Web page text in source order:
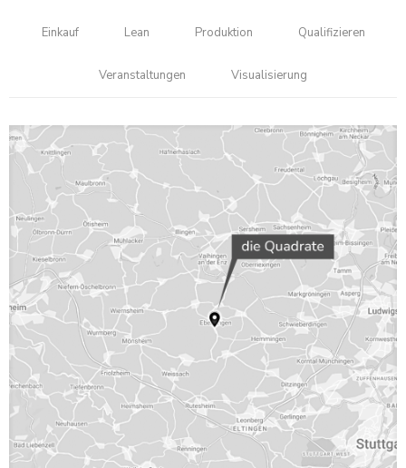
Einkauf Lean Produktion Qualifizieren
Veranstaltungen Visualisierung